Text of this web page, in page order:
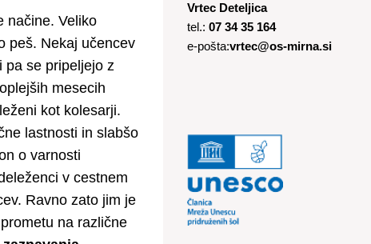
načine. Veliko
peš. Nekaj učencev
pa se pripeljejo z
mesecih
kot kolesarji.
lastnosti in slabšo
o varnosti
v cestnem
Ravno zato jim je
na različne
Vrtec Deteljica
tel.: 07 34 35 164
e-pošta:vrtec@os-mirna.si